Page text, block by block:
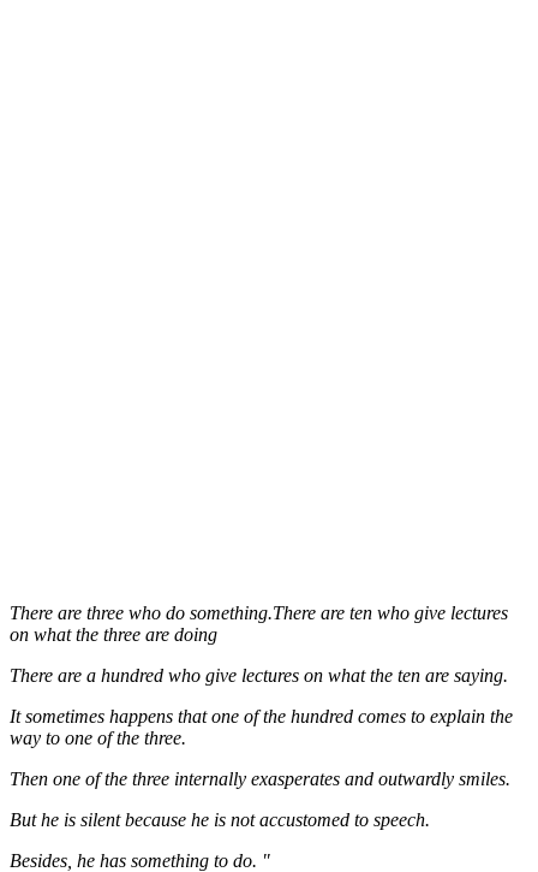
There are three who do something.There are ten who give lectures
on what the three are doing
There are a hundred who give lectures on what the ten are saying.
It sometimes happens that one of the hundred comes to explain the
way to one of the three.
Then one of the three internally exasperates and outwardly smiles.
But he is silent because he is not accustomed to speech.
Besides, he has something to do. "